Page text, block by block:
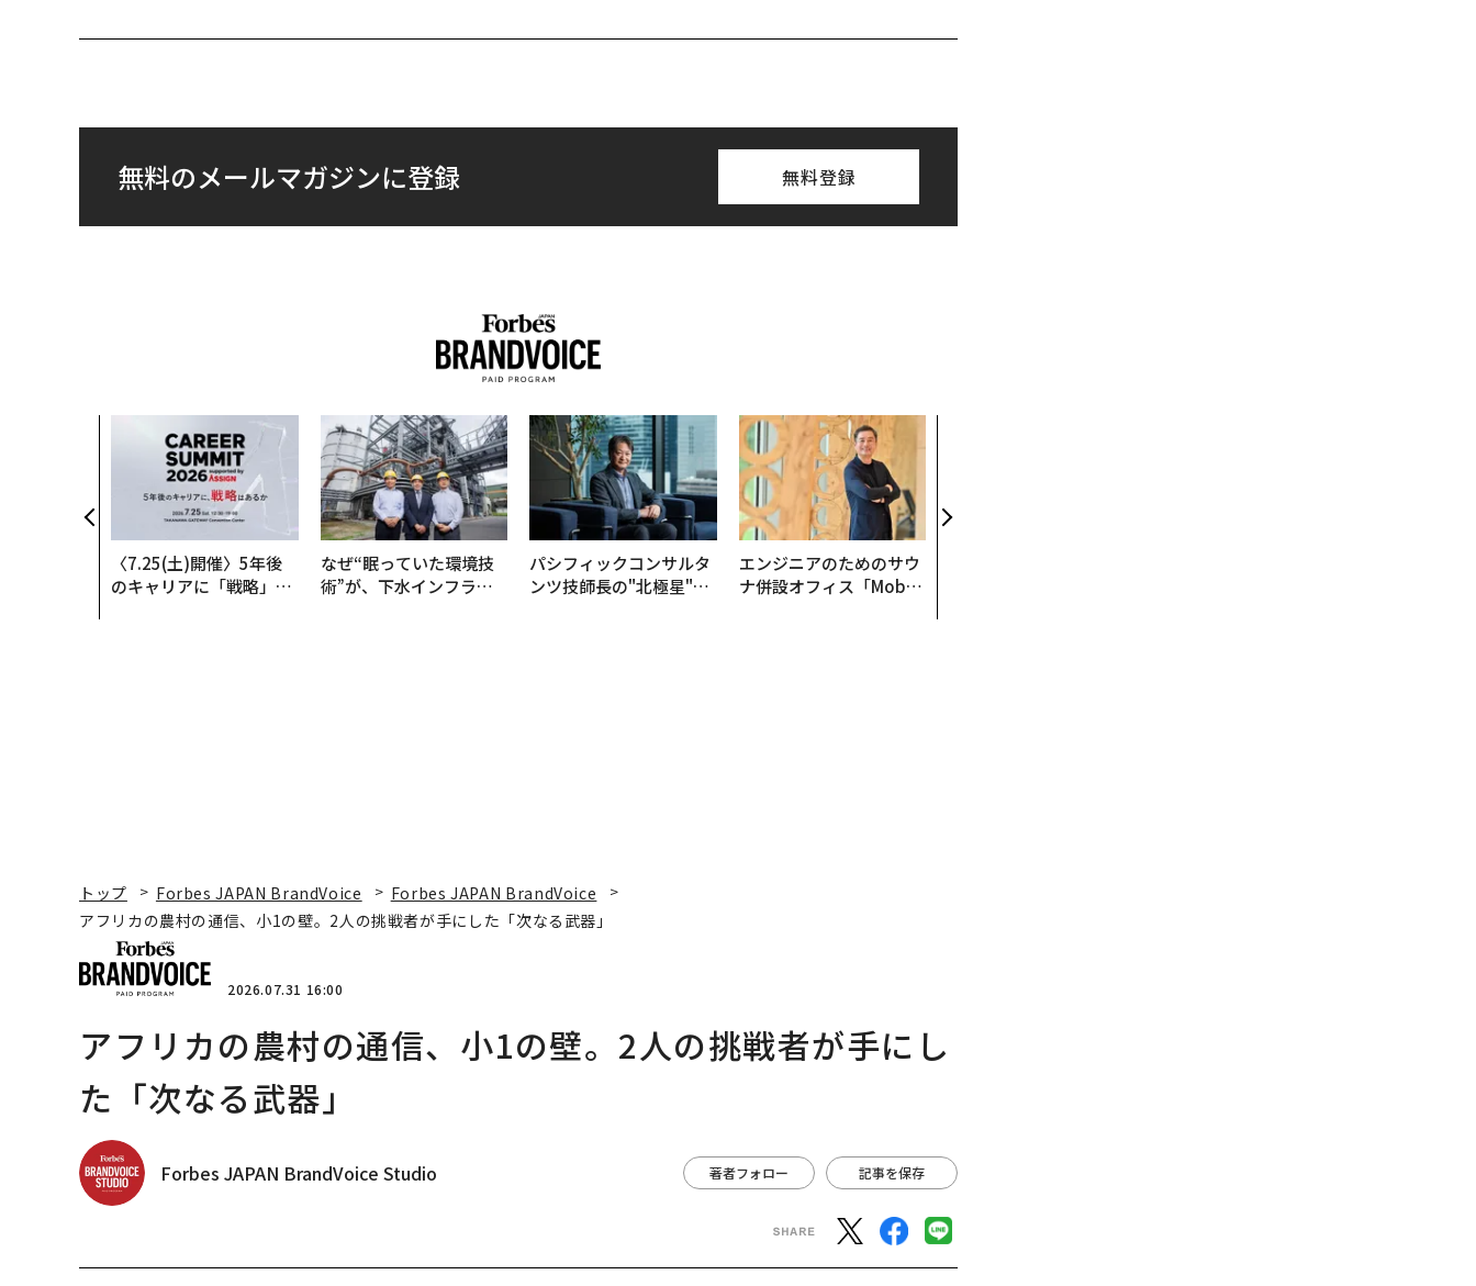
無料のメールマガジンに登録 無料登録
〈7.25(土)開催〉5年後
のキャリアに「戦略」は
なぜ“眠っていた環境技
術”が、下水インフラを
パシフィックコンサルタ
ンツ技師長の"北極星"。
エンジニアのためのサウ
ナ併設オフィス「Mobiu
トップ Forbes JAPAN BrandVoice
Forbes JAPAN BrandVoice
アフリカの農村の通信、小1の壁。2人の挑戦者が手にした「次なる武器」
2026.07.31 16:00
アフリカの農村の通信、小1の壁。2人の挑戦者が手にし
た「次なる武器」
Forbes JAPAN BrandVoice Studio 著者フォロー 記事を保存